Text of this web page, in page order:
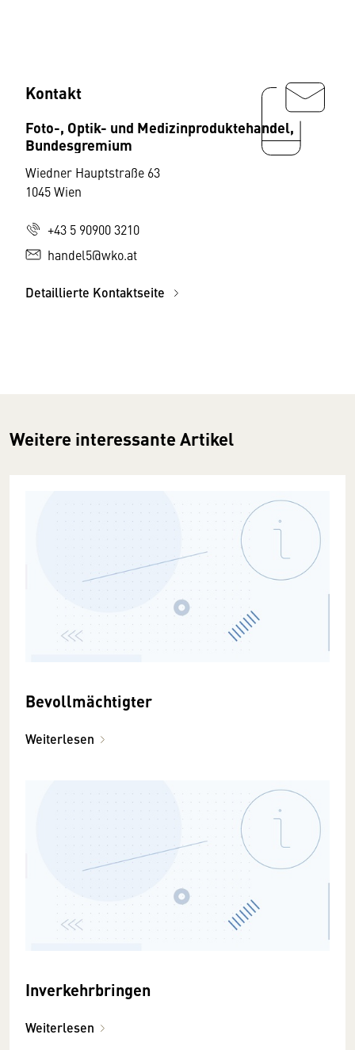
Kontakt
Foto-, Optik- und Medizinproduktehandel,
Bundesgremium
Wiedner Hauptstraße 63
1045 Wien
+43 5 90900 3210
handel5@wko.at
Detaillierte Kontaktseite
Weitere interessante Artikel
Bevollmächtigter
Weiterlesen
Inverkehrbringen
Weiterlesen